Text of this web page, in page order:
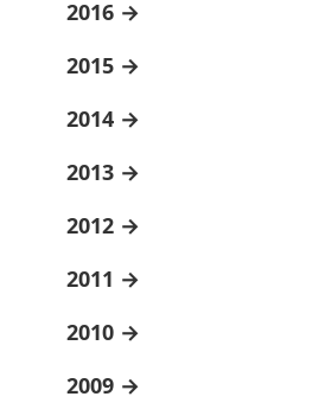
2016
2015
2014
2013
2012
2011
2010
2009